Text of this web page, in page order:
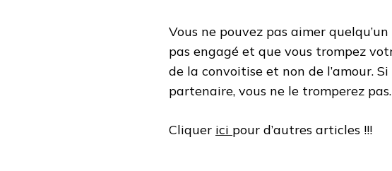
Vous ne pouvez pas aimer
pas engagé et que vous trompez
de la convoitise et non de l’amour.
partenaire, vous ne le tromperez pas.
Cliquer ici pour d’autres articles !!!